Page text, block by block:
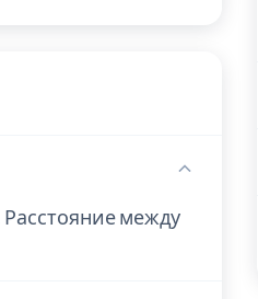
Расстояние между